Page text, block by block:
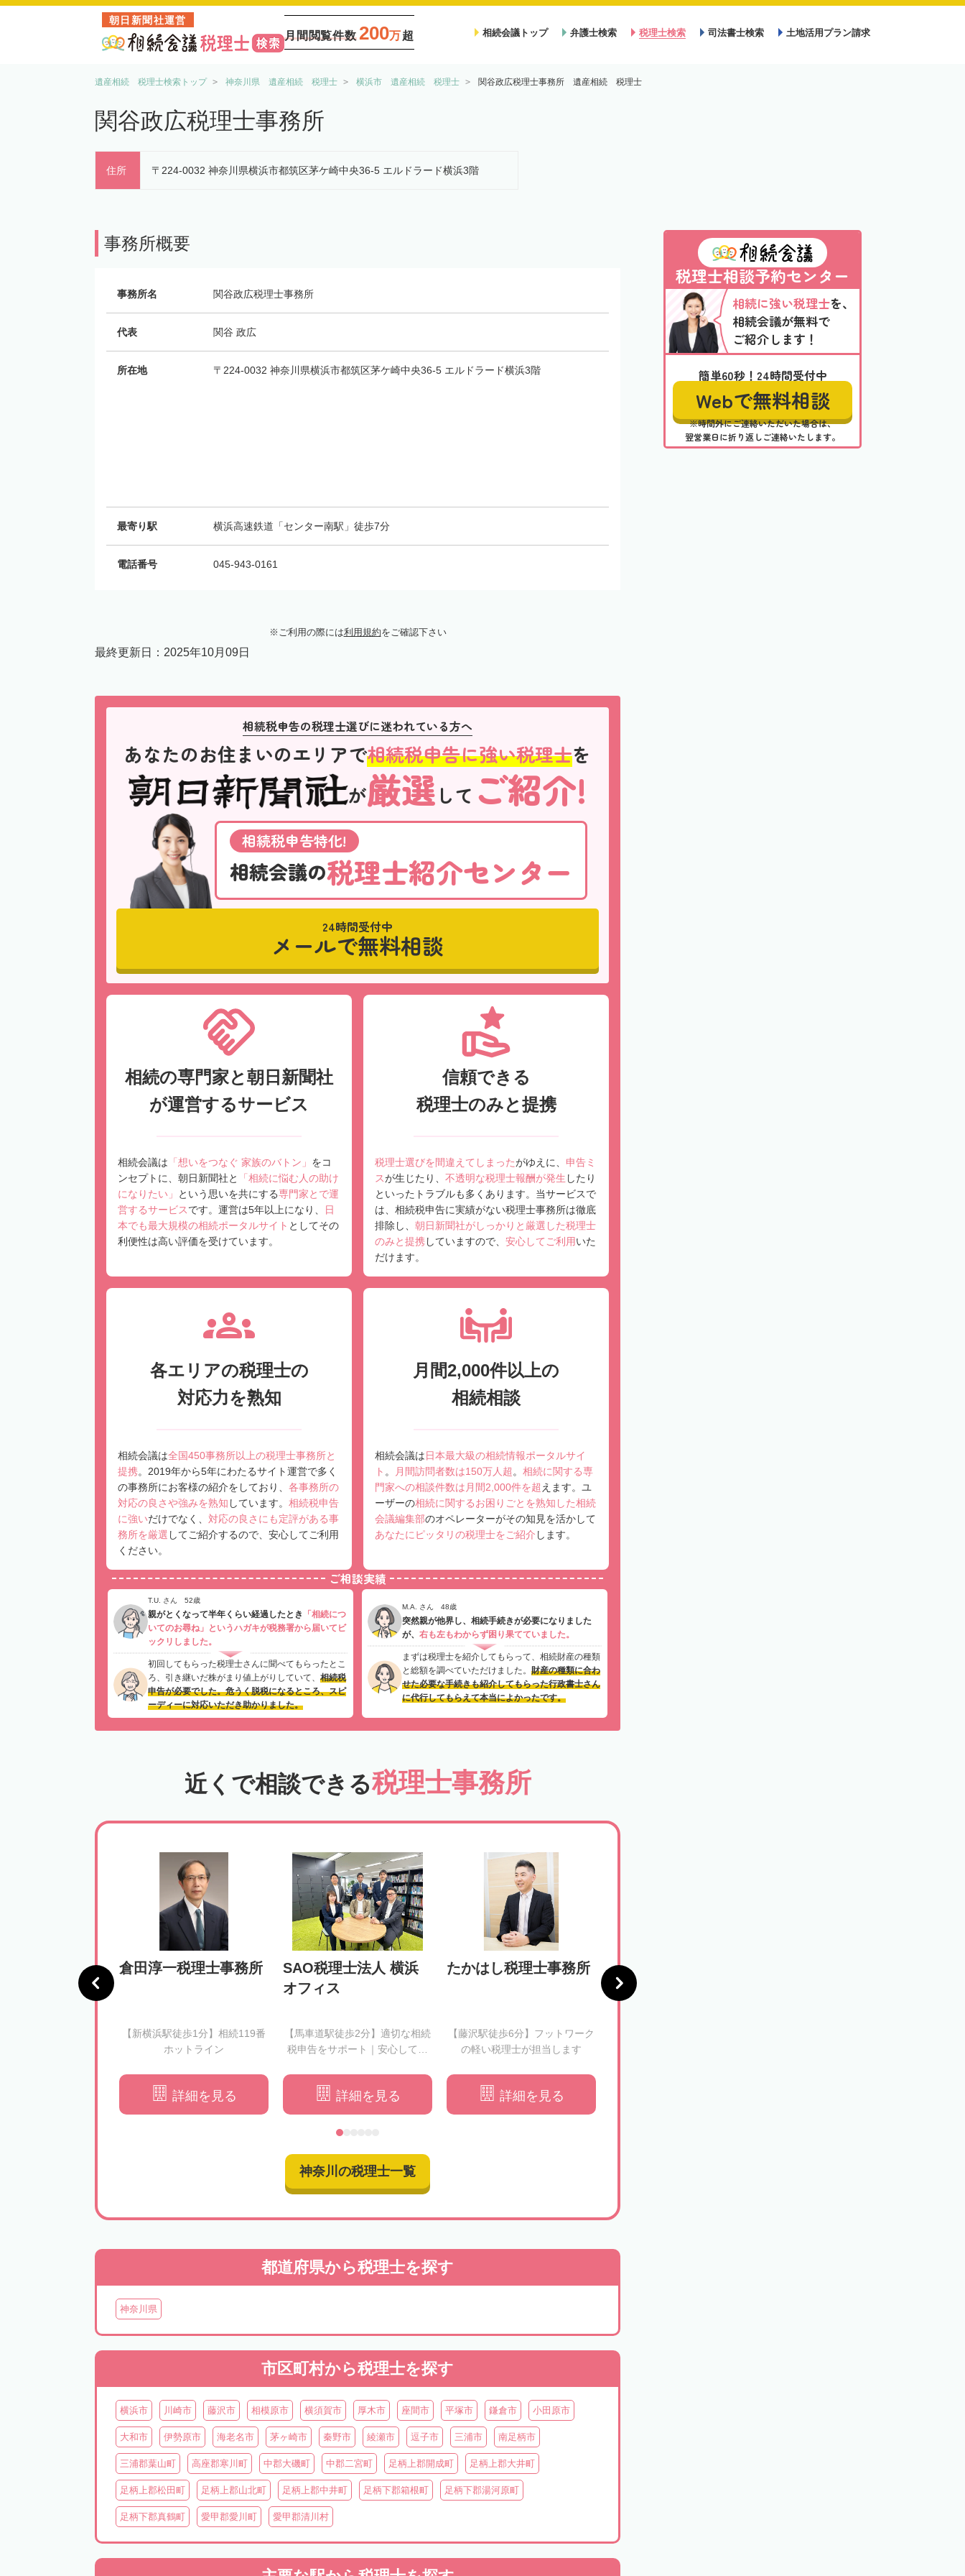
朝日新聞社運営
月間閲覧件数 200万超 相続会議トップ 弁護士検索 税理士検索 司法書士検索 土地活用プラン請求
遺産相続 税理士検索トップ 神奈川県 遺産相続 税理士 横浜市 遺産相続 税理士 関谷政広税理士事務所 遺産相続 税理士
関谷政広税理士事務所
住所 〒224-0032 神奈川県横浜市都筑区茅ケ崎中央36-5 エルドラード横浜3階
事務所概要
事務所名 関谷政広税理士事務所
代表 関谷 政広
所在地 〒224-0032 神奈川県横浜市都筑区茅ケ崎中央36-5 エルドラード横浜3階
最寄り駅 横浜高速鉄道「センター南駅」徒歩7分
電話番号 045-943-0161
ご利用の際には利用規約をご確認下さい
最終更新日： 2025年10月09日
相続税申告の税理士選びに迷われている方へ
あなたのお住まいのエリアで相続税申告に強い税理士を
が厳選 して ご紹介!
相続税申告特化!
相続会議の税理士紹介センター
24時間受付中
メールで無料相談
相続の専門家と朝日新聞社
が運営するサービス
相続会議は 「想いをつなぐ 家族のバトン」 をコ
ンセプトに、朝日新聞社と
「相続に悩む人の助け
になりたい」
という思いを共にする専門家とで運
営するサービスです。運営は5年以上になり、
日
本でも最大規模の相続ポータルサイト としてその
利便性は高い評価を受けています。
信頼できる
税理士のみと提携
税理士選びを間違えてしまったがゆえに、 申告ミ
スが生じたり、 不透明な税理士報酬が発生 したり
といったトラブルも多くあります。当サービスで
は、相続税申告に実績がない税理士事務所は徹底
排除し、 朝日新聞社がしっかりと厳選した税理士
のみと提携していますので、 安心してご利用いた
だけます。
各エリアの税理士の
対応力を熟知
相続会議は全国450事務所以上の税理士事務所と
提携。2019年から5年にわたるサイト運営で多く
の事務所にお客様の紹介をしており、 各事務所の
対応の良さや強みを熟知 しています。 相続税申告
に強いだけでなく、 対応の良さにも定評がある事
務所を厳選 してご紹介するので、安心してご利用
ください。
月間2,000件以上の
相続相談
相続会議は日本最大級の相続情報ポータルサイ
ト 。 月間訪問者数は150万人超 。 相続に関する専
門家への相談件数は月間2,000件を超 えます。ユ
ーザーの相続に関するお困りごとを熟知した相続
会議編集部のオペレーターがその知見を活かして
あなたにピッタリの税理士をご紹介 します。
ご相談実績
T.U. さん 52歳
親がとくなって半年くらい経過したとき
「相続につ
いてのお尋ね」というハガキが税務署から届いてビ
ックリしました。
初回してもらった税理士さんに聞べてもらったとこ
ろ、引き継いだ株がまり値上がりしていて、 相続税
申告が必要でした。危うく脱税になるところ、スピ
ーディーに対応いただき助かりました。
M.A. さん 48歳
突然親が他界し、相続手続きが必要になりました
が、 右も左もわからず困り果てていました。
まずは税理士を紹介してもらって、相続財産の種類
と総額を調べていただけました。 財産の種類に合わ
せた必要な手続きも紹介してもらった行政書士さん
に代行してもらえて本当によかったです。
近くで相談できる税理士事務所
税理士事務所 倉田淳一税理士事務所
【新横浜駅徒歩1分】相続119番
ホットライン
詳細を見る
SAO税理士法人 横浜
オフィス
【馬車道駅徒歩2分】適切な相続
税申告をサポート｜安心してお
詳細を見る
たかはし税理士事務所
【藤沢駅徒歩6分】フットワーク
の軽い税理士が担当します
詳細を見る
税理士法人東京さくら
会計事務所 厚木事務
神奈川の税理士一覧
都道府県から税理士を探す
神奈川県
市区町村から税理士を探す
横浜市 川崎市 藤沢市 相模原市 横須賀市 厚木市 座間市 平塚市 鎌倉市 小田原市
大和市 伊勢原市 海老名市 茅ヶ崎市 秦野市 綾瀬市 逗子市 三浦市 南足柄市
三浦郡葉山町 高座郡寒川町 中郡大磯町 中郡二宮町 足柄上郡開成町 足柄上郡大井町
足柄上郡松田町 足柄上郡山北町 足柄上郡中井町 足柄下郡箱根町 足柄下郡湯河原町
足柄下郡真鶴町 愛甲郡愛川町 愛甲郡清川村
税理士相談予約センター
相続に強い税理士を、
相続会議が無料で
ご紹介します！
簡単60秒！24時間受付中
Webで無料相談
※時間外にご連絡いただいた場合は、
翌営業日に折り返しご連絡いたします。